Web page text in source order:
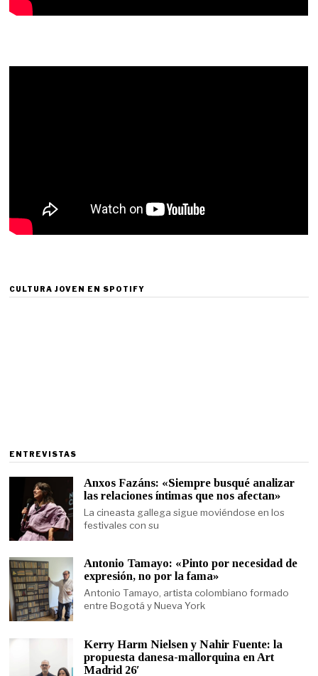
CULTURA JOVEN EN SPOTIFY
ENTREVISTAS
Anxos Fazáns: «Siempre busqué analizar
las relaciones íntimas que nos afectan»
La cineasta gallega sigue moviéndose en los
festivales con su
Antonio Tamayo: «Pinto por necesidad de
expresión, no por la fama»
Antonio Tamayo, artista colombiano formado
entre Bogotá y Nueva York
Kerry Harm Nielsen y Nahir Fuente: la
propuesta danesa-mallorquina en Art
Madrid 26′